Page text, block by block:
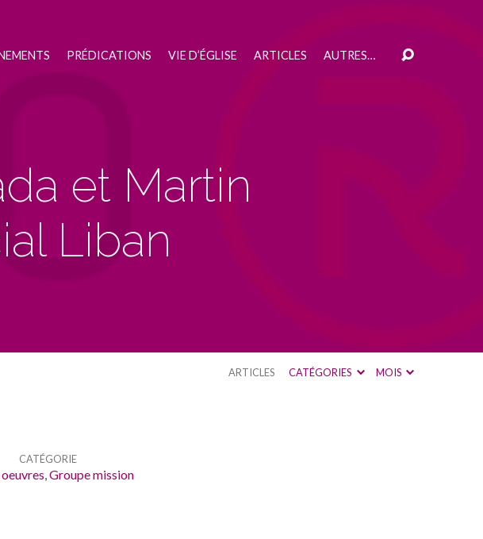
PRÉDICATIONS VIE D’ÉGLISE ARTICLES AUTRES…
et Martin
Liban
ARTICLES CATÉGORIES MOIS
CATÉGORIE
,Groupe mission